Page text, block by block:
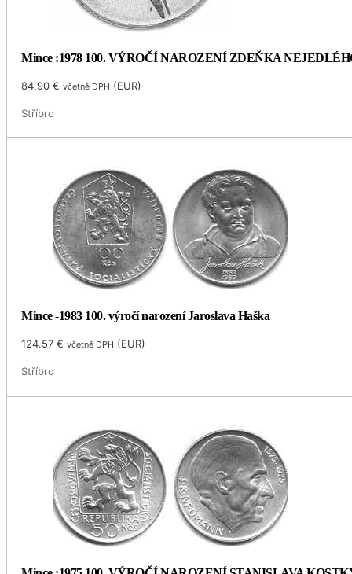
Mince :1978 100. VÝROČÍ NAROZENÍ ZDEŇKA
84.90€ včetně DPH (EUR)
Stříbro
Mince -1983 100. výročí narození Jaroslava Haška
124.57€ včetně DPH (EUR)
Stříbro